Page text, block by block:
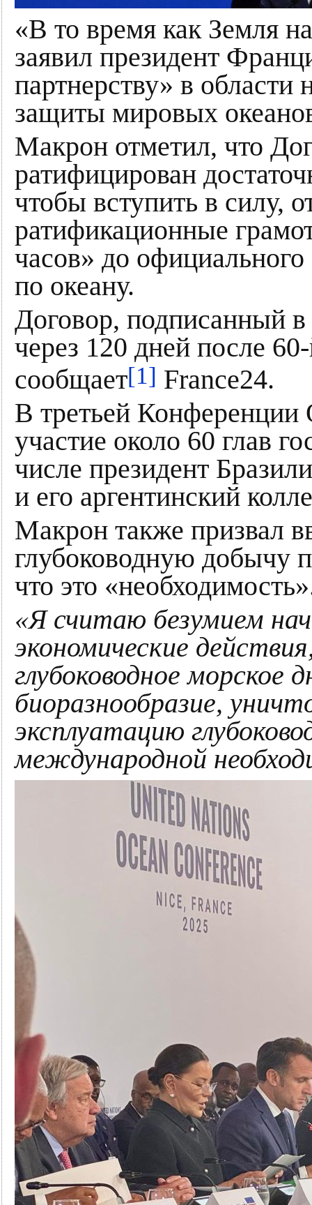
«В то время как Земля
заявил президент
партнерству» в области
защиты мировых
Макрон отметил, что
ратифицирован
чтобы вступить в силу,
ратификационные
часов» до
по океану.
Договор, подписанный в
через 120 дней после
сообщает[1] France24.
В третьей
участие около 60 глав
числе президент
и его аргентинский
Макрон также призвал
глубоководную добычу
что это
«Я считаю безумием
экономические
глубоководное морское
биоразнообразие,
эксплуатацию
международной